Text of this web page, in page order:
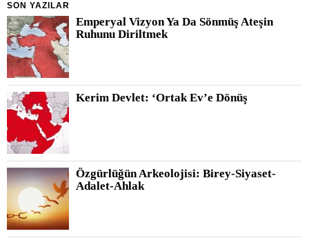
SON YAZILAR
Emperyal Vizyon Ya Da Sönmüş Ateşin
Ruhunu Diriltmek
Kerim Devlet: ‘Ortak Ev’e Dönüş
Özgürlüğün Arkeolojisi: Birey-Siyaset-
Adalet-Ahlak